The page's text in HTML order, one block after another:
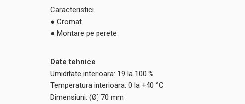
Caracteristici
● Cromat
● Montare pe perete
Date tehnice
Umiditate interioara: 19 la 100 %
Temperatura interioara: 0 la +40 °C
Dimensiuni: (Ø) 70 mm